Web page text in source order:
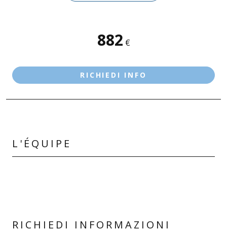
CASTIGLIONE D/S
DESENZANO D/G - LE VELE
PALAZZOLO S/O - VIA FIRENZE
882 €
RICHIEDI INFO
L'ÉQUIPE
RICHIEDI INFORMAZIONI